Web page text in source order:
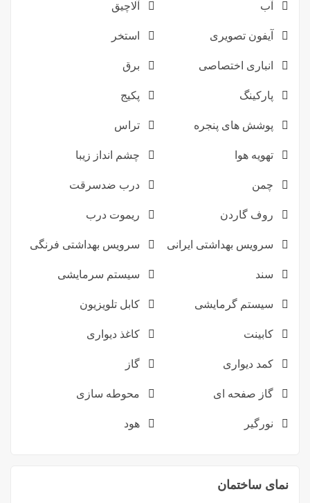
آب آلاچیق
آیفون تصویری استخر
انباری اختصاصی برق
پارکینگ پکیج
پوشش های پنجره تراس
تهویه هوا چشم انداز زیبا
چمن درب ضدسرقت
روف گاردن ریموت درب
سرویس بهداشتی ایرانی سرویس بهداشتی فرنگی
سند سیستم سرمایشی
سیستم گرمایشی کابل تلویزیون
کابینت کاغذ دیواری
کمد دیواری گاز
گاز صفحه ای محوطه سازی
نورگیر هود
نمای ساختمان